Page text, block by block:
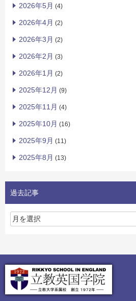
2026年5月 (4)
2026年4月 (2)
2026年3月 (2)
2026年2月 (3)
2026年1月 (2)
2025年12月 (9)
2025年11月 (4)
2025年10月 (16)
2025年9月 (11)
2025年8月 (13)
過去記事